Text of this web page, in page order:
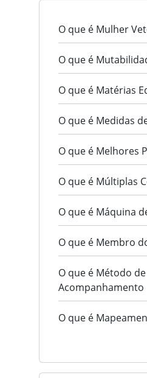
O que é Mulher
O que é
O que é Matérias
O que é Medidas
O que é Melhores
O que é Múltiplas
O que é Máquina
O que é Membro
O que é Método de
Acompanhamento
O que é